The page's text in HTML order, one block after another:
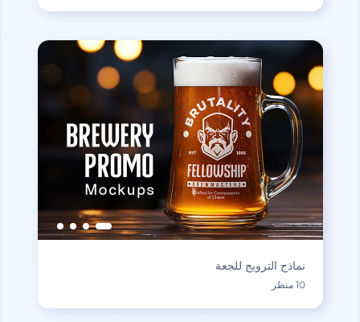
نماذج الترويج للجعة
10 منظر